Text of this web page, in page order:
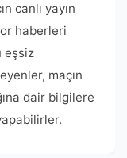
canlı yayın
haberleri
eşsiz
maçın
dair bilgilere